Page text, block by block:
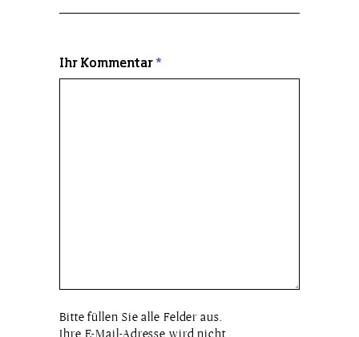
Ihr Kommentar *
Bitte füllen Sie alle Felder aus.
Ihre E-Mail-Adresse wird nicht